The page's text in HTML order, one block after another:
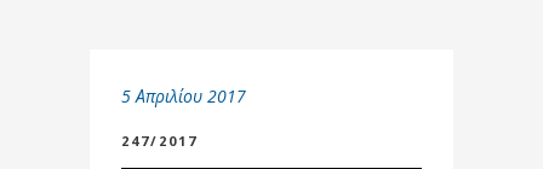
5 Απριλίου 2017
247/2017